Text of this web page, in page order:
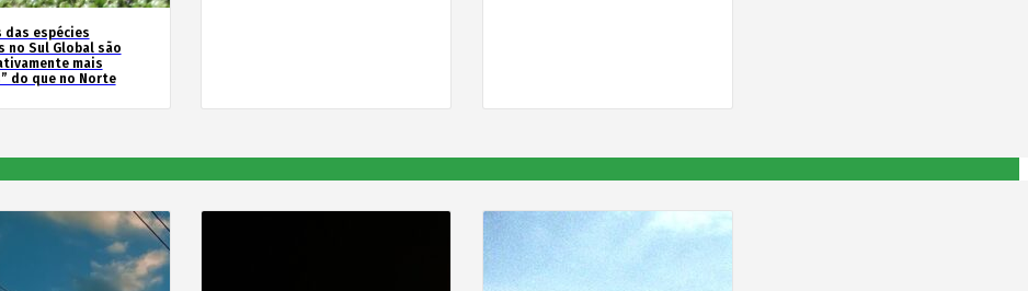
das espécies
no Sul Global são
mais
do que no Norte